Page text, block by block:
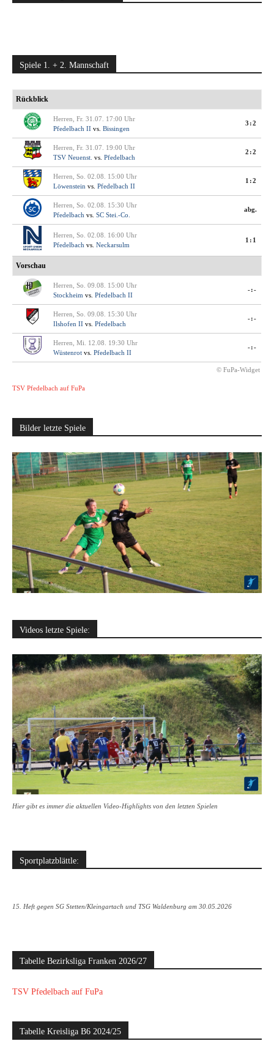
Spiele 1. + 2. Mannschaft
Rückblick
Herren, Fr. 31.07. 17:00 Uhr
Pfedelbach II vs. Bissingen
3:2
Herren, Fr. 31.07. 19:00 Uhr
TSV Neuenst. vs. Pfedelbach
2:2
Herren, So. 02.08. 15:00 Uhr
Löwenstein vs. Pfedelbach II
1:2
Herren, So. 02.08. 15:30 Uhr
Pfedelbach vs. SC Stei.-Co.
abg.
Herren, So. 02.08. 16:00 Uhr
Pfedelbach vs. Neckarsulm
1:1
Vorschau
Herren, So. 09.08. 15:00 Uhr
Stockheim vs. Pfedelbach II
-:-
Herren, So. 09.08. 15:30 Uhr
Ilshofen II vs. Pfedelbach
-:-
Herren, Mi. 12.08. 19:30 Uhr
Wüstenrot vs. Pfedelbach II
-:-
© FuPa-Widget
TSV Pfedelbach auf FuPa
Bilder letzte Spiele
Videos letzte Spiele:
Hier gibt es immer die aktuellen Video-Highlights von den letzten Spielen
Sportplatzblättle:
15. Heft gegen SG Stetten/Kleingartach und TSG Waldenburg am 30.05.2026
Tabelle Bezirksliga Franken 2026/27
TSV Pfedelbach auf FuPa
Tabelle Kreisliga B6 2024/25